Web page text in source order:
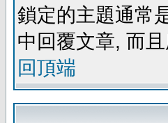
鎖定的主題通常
中回覆文章, 而
回頂端